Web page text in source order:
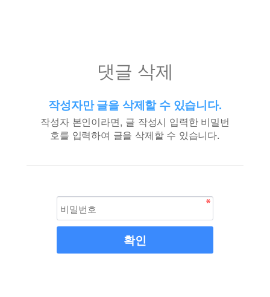
댓글 삭제
작성자만 글을 삭제할 수 있습니다.
작성자 본인이라면, 글 작성시 입력한 비밀번
호를 입력하여 글을 삭제할 수 있습니다.